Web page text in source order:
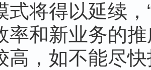
式将得以延续
率和新业务的
高，如不能尽